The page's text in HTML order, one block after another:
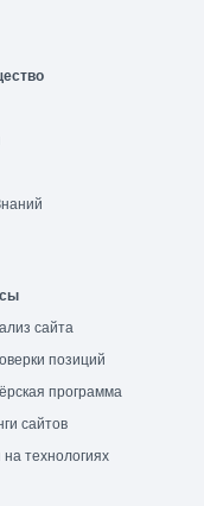
сайта
позиций
программа
сайтов
технологиях